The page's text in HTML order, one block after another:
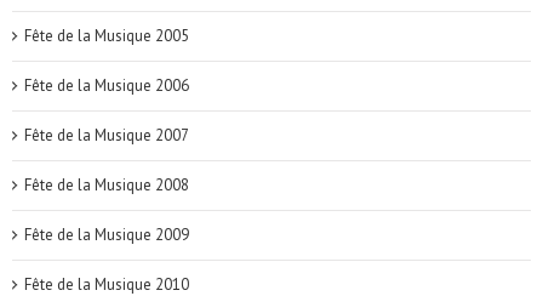
Fête de la Musique 2005
Fête de la Musique 2006
Fête de la Musique 2007
Fête de la Musique 2008
Fête de la Musique 2009
Fête de la Musique 2010